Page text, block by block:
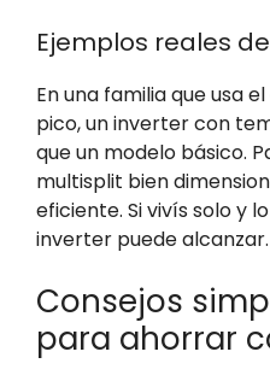
Ejemplos reales
En una familia que usa
pico, un inverter con
que un modelo básico.
multisplit bien
eficiente. Si vivís solo y
inverter puede alcanzar.
Consejos
para ahorrar